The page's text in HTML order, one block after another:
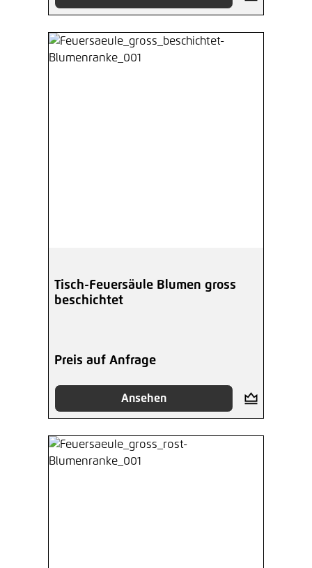
Tisch-Feuersäule Blumen gross
beschichtet
Preis auf Anfrage
Ansehen